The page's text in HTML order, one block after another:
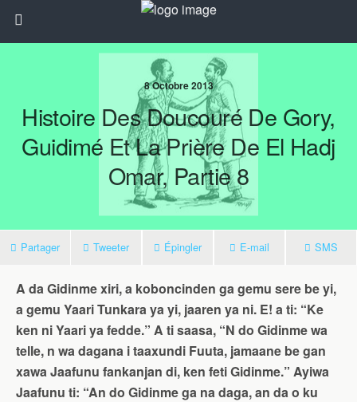
8 Octobre 2013
Histoire Des Doucouré De Gory,
Guidimé Et La Prière De El Hadj
Omar, Partie 8
Partager Tweeter Épingler E-mail SMS
A da Gidinme xiri, a koboncinden ga gemu sere be yi,
a gemu Yaari Tunkara ya yi, jaaren ya ni. E! a ti: “Ke
ken ni Yaari ya fedde.” A ti saasa, “N do Gidinme wa
telle, n wa dagana i taaxundi Fuuta, jamaane be gan
xawa Jaafunu fankanjan di, ken feti Gidinme.” Ayiwa
Jaafunu ti: “An do Gidinme ga na daga, an da o ku